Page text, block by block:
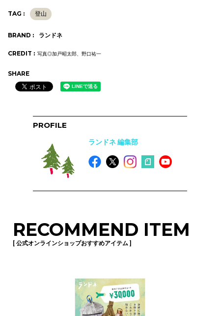
TAG : 登山
BRAND : ランドネ
CREDIT : 写真◎加戸昭太郎、野口祐一
SHARE
PROFILE
ランドネ 編集部
RECOMMEND ITEM
[ 公式オンラインショップおすすめアイテム ]